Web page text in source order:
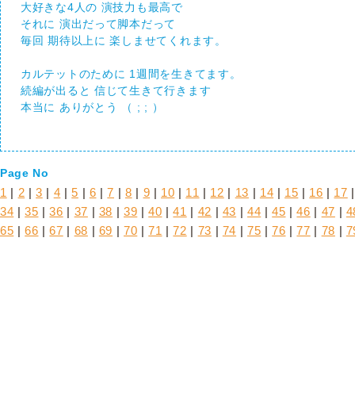
大好きな4人の 演技力も最高で
それに 演出だって脚本だって
毎回 期待以上に 楽しませてくれます。
カルテットのために 1週間を生きてます。
続編が出ると 信じて生きて行きます
本当に ありがとう （ ; ; ）
Page No
1 | 2 |3 | 4 |5 | 6 |7 | 8 | 9 | 10 | 11 | 12 | 13 | 14 | 15 | 16 | 17
34 |35 |36 | 37 | 38 |39 |40 |41 | 42 | 43 |44 |45 |46 | 47 |
65 |66 |67 | 68 | 69 |70 |71 |72 | 73 | 74 |75 |76 |77 | 78 |